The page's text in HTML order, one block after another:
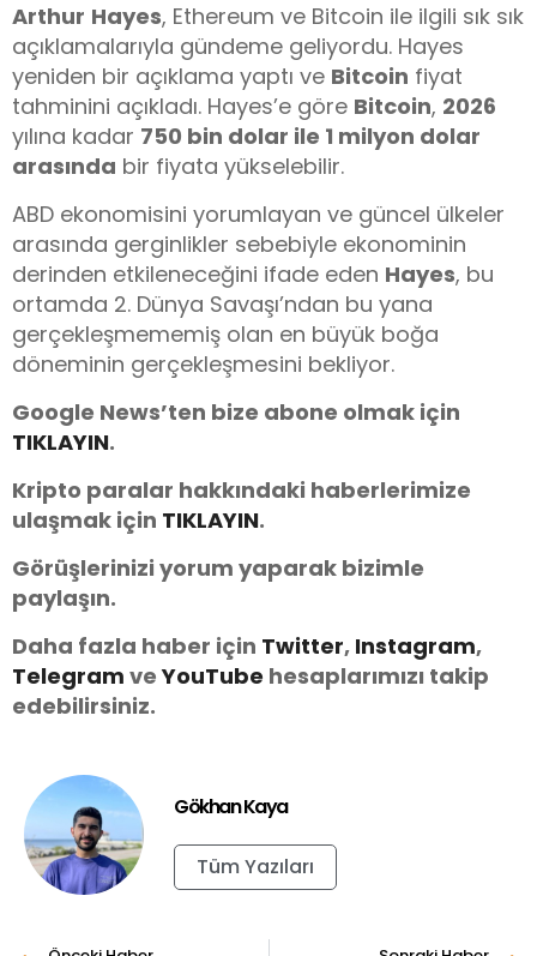
Arthur Hayes, Ethereum ve Bitcoin ile ilgili sık sık
açıklamalarıyla gündeme geliyordu. Hayes
yeniden bir açıklama yaptı ve Bitcoin fiyat
tahminini açıkladı. Hayes’e göre Bitcoin, 2026
yılına kadar 750 bin dolar ile 1 milyon dolar
arasında bir fiyata yükselebilir.
ABD ekonomisini yorumlayan ve güncel ülkeler
arasında gerginlikler sebebiyle ekonominin
derinden etkileneceğini ifade eden Hayes, bu
ortamda 2. Dünya Savaşı’ndan bu yana
gerçekleşmememiş olan en büyük boğa
döneminin gerçekleşmesini bekliyor.
Google News’ten bize abone olmak için
TIKLAYIN.
Kripto paralar hakkındaki haberlerimize
ulaşmak için TIKLAYIN.
Görüşlerinizi yorum yaparak bizimle
paylaşın.
Daha fazla haber için Twitter, Instagram,
Telegram veYouTube hesaplarımızı takip
edebilirsiniz.
Gökhan Kaya
Tüm Yazıları